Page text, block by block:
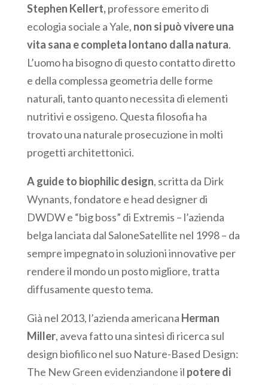
Stephen Kellert,professore emerito di
ecologia sociale a Yale, non si può vivere una
vita sana e completa lontano dalla natura.
L’uomo ha bisogno di questo contatto diretto
e della complessa geometria delle forme
naturali, tanto quanto necessita di elementi
nutritivi e ossigeno. Questa filosofia ha
trovato una naturale prosecuzione in molti
progetti architettonici.
A guide to biophilic design, scritta da Dirk
Wynants, fondatore e head designer di
DWDW e “big boss” di Extremis – l’azienda
belga lanciata dal SaloneSatellite nel 1998 – da
sempre impegnato in soluzioni innovative per
rendere il mondo un posto migliore, tratta
diffusamente questo tema.
Già nel 2013, l’azienda americana Herman
Miller, aveva fatto una sintesi di ricerca sul
design biofilico nel suo Nature-Based Design:
The New Green evidenziandone il potere di